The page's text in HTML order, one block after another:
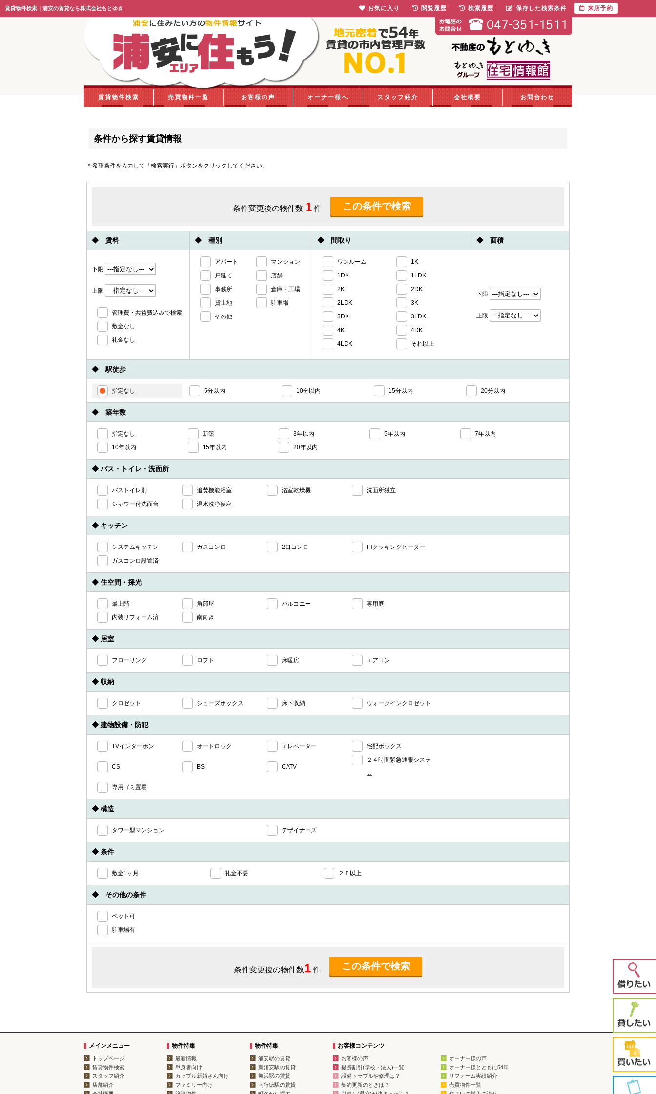
賃貸物件検索｜浦安の賃貸なら株式会社もとゆき
賃貸物件検索 売買物件一覧 お客様の声 オーナー様へ スタッフ紹介 会社概要 お問合わせ
条件から探す賃貸情報
＊希望条件を入力して「検索実行」ボタンをクリックしてください。
条件変更後の物件数 1 件
◆ 賃料 ◆ 種別 ◆ 間取り ◆ 面積
下限
上限
管理費・共益費込みで検索
敷金なし
礼金なし
アパート
マンション
戸建て
店舗
事務所
倉庫・工場
貸土地
駐車場
その他
ワンルーム
1K
1DK
1LDK
2K
2DK
2LDK
3K
3DK
3LDK
4K
4DK
4LDK
それ以上
下限
上限
◆ 駅徒歩
指定なし 5分以内 10分以内 15分以内 20分以内
◆ 築年数
指定なし 新築 3年以内 5年以内
7年以内
10年以内
15年以内 20年以内
◆ バス・トイレ・洗面所
バストイレ別 追焚機能浴室 浴室乾燥機
洗面所独立
シャワー付洗面台
温水洗浄便座
◆ キッチン
システムキッチン ガスコンロ 2口コンロ
IHクッキングヒーター
ガスコンロ設置済
◆ 住空間・採光
最上階 角部屋 バルコニー
専用庭
内装リフォーム済
南向き
◆ 居室
フローリング ロフト 床暖房 エアコン
◆ 収納
クロゼット シューズボックス 床下収納 ウォークインクロゼット
◆ 建物設備・防犯
TVインターホン オートロック エレベーター 宅配ボックス
CS BS CATV
２４時間緊急通報システ
ム
専用ゴミ置場
◆ 構造
タワー型マンション デザイナーズ
◆ 条件
敷金1ヶ月 礼金不要 ２Ｆ以上
◆ その他の条件
ペット可
駐車場有
条件変更後の物件数1 件
メインメニュー
トップページ
賃貸物件検索
スタッフ紹介
店舗紹介
物件特集
最新情報
単身者向け
カップル新婚さん向け
ファミリー向け
物件特集
浦安駅の賃貸
新浦安駅の賃貸
舞浜駅の賃貸
南行徳駅の賃貸
お客様コンテンツ
お客様の声
提携割引(学校・法人)一覧
設備トラブルや修理は？
契約更新のときは？
オーナー様の声
オーナー様とともに54年
リフォーム実績紹介
売買物件一覧
お気に入り 閲覧履歴 検索履歴 保存した検索条件 来店予約